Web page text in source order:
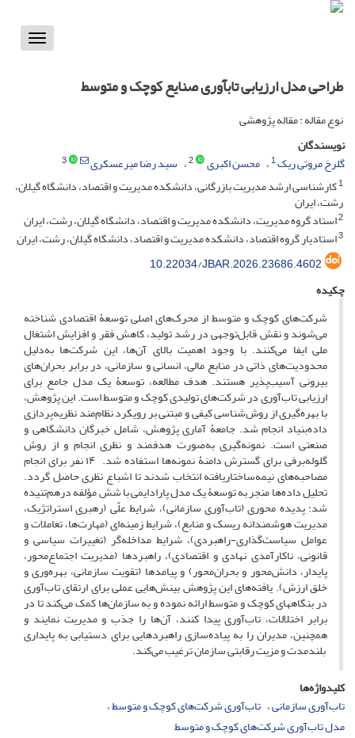
Toggle
طراحی مدل ارزیابی تابآوری صنایع کوچک و متوسط
نوع مقاله : مقاله پژوهشی
نویسندگان
گلرخ مروتی ریک1 محسن اکبری 2 سید رضا میرعسکری
3
1کارشناسی ارشد مدیریت بازرگانی، دانشکده مدیریت و اقتصاد، دانشگاه گیلان،
رشت، ایران
2استاد گروه مدیریت، دانشکده مدیریت و اقتصاد، دانشگاه گیلان، رشت، ایران
3استادیار گروه اقتصاد، دانشکده مدیریت و اقتصاد، دانشگاه گیلان، رشت، ایران
10.22034/JBAR.2026.23686.4602
چکیده
شرکت‌های کوچک و متوسط از محرک‌های اصلی توسعۀ اقتصادی شناخته
می‌شوند و نقش قابل‌توجهی در رشد تولید، کاهش فقر و افزایش اشتغال
ملی ایفا می‌کنند. با وجود اهمیت بالای آن‌ها، این شرکت‌ها به‌دلیل
محدودیت‌های ذاتی در منابع مالی، انسانی و سازمانی، در برابر بحران‌های
بیرونی آسیب‌پذیر هستند. هدف مطالعه، توسعۀ یک مدل جامع برای
ارزیابی تاب‌آوری در شرکت‌های تولیدی کوچک و متوسط است. این پژوهش،
با بهره‌گیری از روش‌شناسی کیفی و مبتنی بر رویکرد نظام‌مند نظریه‌پردازی
داده‌بنیاد انجام شد. جامعۀ آماری پژوهش، شامل خبرگان دانشگاهی و
صنعتی است. نمونه‌گیری به‌صورت هدفمند و نظری انجام و از روش
گلوله‌برفی برای گسترش دامنۀ نمونه‌ها استفاده شد. ۱۴ نفر برای انجام
مصاحبه‌های نیمه‌ساختاریافته انتخاب شدند تا اشباع نظری حاصل گردد.
تحلیل داده‌ها منجر به توسعۀ یک مدل پارادایمی با شش مؤلفه درهم‌تنیده
شد: پدیده محوری (تاب‌آوری سازمانی)، شرایط علّی (رهبری استراتژیک،
مدیریت هوشمندانه ریسک و منابع)، شرایط زمینه‌ای (مهارت‌ها، تعاملات و
عوامل سیاست‌گذاری-راهبردی)، شرایط مداخله‌گر (تغییرات سیاسی و
قانونی، ناکارآمدی نهادی و اقتصادی)، راهبردها (مدیریت اجتماع‌محور،
پایدار، دانش‌محور و بحران‌محور) و پیامدها (تقویت سازمانی، بهره‌وری و
خلق ارزش). یافته‌های این پژوهش بینش‌هایی عملی برای ارتقای تاب‌آوری
در بنگاههای کوچک و متوسط ارائه نموده و به سازمان‌ها کمک می‌کند تا در
برابر اختلالات، تاب‌آوری پیدا کنند، آن‌ها را جذب و مدیریت نمایند و
همچنین، مدیران را به پیاده‌سازی راهبردهایی برای دستیابی به پایداری
بلندمدت و مزیت رقابتی سازمان ترغیب می‌کند.
کلیدواژه‌ها
تاب‌آوری سازمانی تاب‌آوری شرکت‌های کوچک و متوسط
مدل تاب‌آوری شرکت‎‌های کوچک و متوسط